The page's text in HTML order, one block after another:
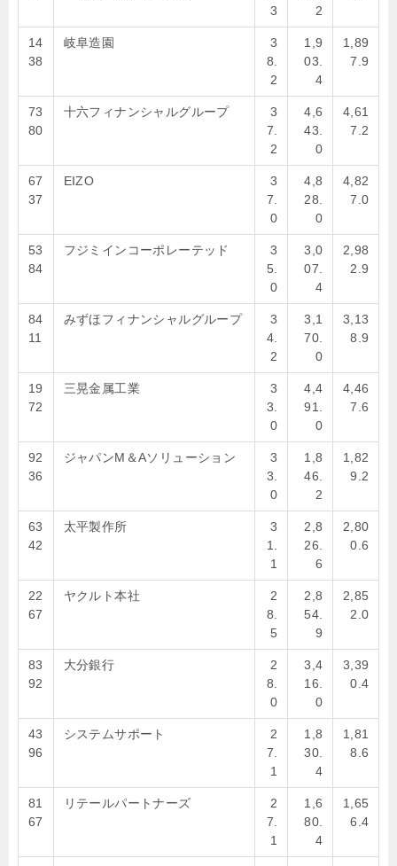
3
2
14
38
岐阜造園
3
8.
2
1,9
03.
4
1,89
7.9
73
80
十六フィナンシャルグループ
3
7.
2
4,6
43.
0
4,61
7.2
67
37
EIZO
3
7.
0
4,8
28.
0
4,82
7.0
53
84
フジミインコーポレーテッド
3
5.
0
3,0
07.
4
2,98
2.9
84
11
みずほフィナンシャルグループ
3
4.
2
3,1
70.
0
3,13
8.9
19
72
三晃金属工業
3
3.
0
4,4
91.
0
4,46
7.6
92
36
ジャパンM＆Aソリューション
3
3.
0
1,8
46.
2
1,82
9.2
63
42
太平製作所
3
1.
1
2,8
26.
6
2,80
0.6
22
67
ヤクルト本社
2
8.
5
2,8
54.
9
2,85
2.0
83
92
大分銀行
2
8.
0
3,4
16.
0
3,39
0.4
43
96
システムサポート
2
7.
1
1,8
30.
4
1,81
8.6
81
67
リテールパートナーズ
2
7.
1
1,6
80.
4
1,65
6.4